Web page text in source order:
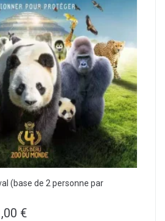
(base de 2 personne par
€